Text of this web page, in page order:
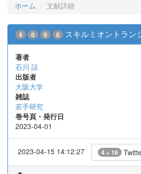
ホーム 文献詳細
4 0 0 0 スキルミオントラン
著者
石川 諒
出版者
大阪大学
雑誌
若手研究
巻号頁・発行日
2023-04-01
2023-04-15 14:12:27 4 + 16